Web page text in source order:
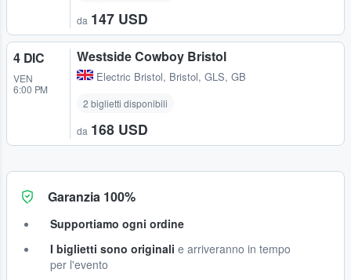
da 147 USD
4 DIC
VEN
6:00 PM
Westside Cowboy Bristol
Electric Bristol, Bristol, GLS, GB
2 biglietti disponibili
da 168 USD
Garanzia 100%
Supportiamo ogni ordine
I biglietti sono originali e arriveranno in tempo
per l'evento